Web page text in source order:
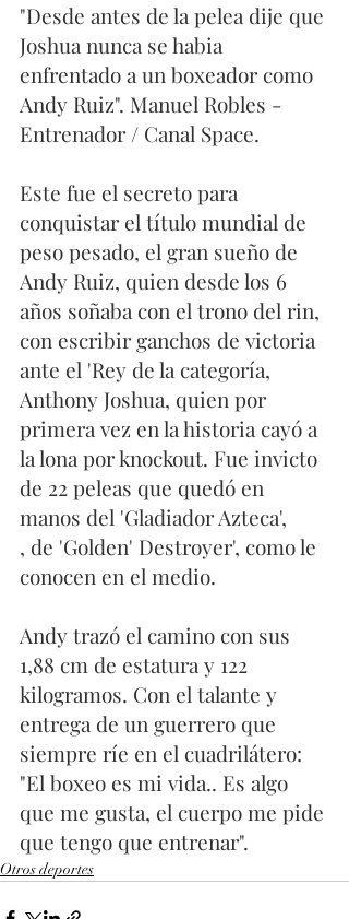
"Desde antes de la pelea dije que
Joshua nunca se habia
enfrentado a un boxeador como
Andy Ruiz". Manuel Robles -
Entrenador / Canal Space.
Este fue el secreto para
conquistar el título mundial de
peso pesado, el gran sueño de
Andy Ruiz, quien desde los 6
años soñaba con el trono del rin,
con escribir ganchos de victoria
ante el 'Rey de la categoría,
Anthony Joshua, quien por
primera vez en la historia cayó a
la lona por knockout. Fue invicto
de 22 peleas que quedó en
manos del 'Gladiador Azteca',
, de 'Golden' Destroyer', como le
conocen en el medio.
Andy trazó el camino con sus
1,88 cm de estatura y 122
kilogramos. Con el talante y
entrega de un guerrero que
siempre ríe en el cuadrilátero:
"El boxeo es mi vida.. Es algo
que me gusta, el cuerpo me pide
que tengo que entrenar".
Otros deportes